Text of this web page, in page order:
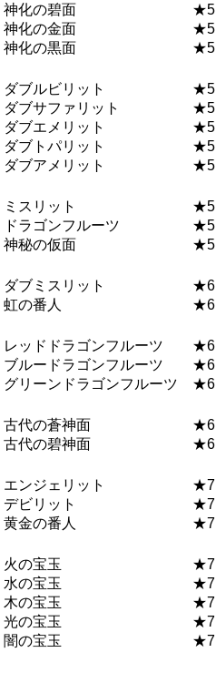
神化の碧面 ★5
神化の金面 ★5
神化の黒面 ★5
ダブルビリット ★5
ダブサファリット ★5
ダブエメリット ★5
ダブトパリット ★5
ダブアメリット ★5
ミスリット ★5
ドラゴンフルーツ ★5
神秘の仮面 ★5
ダブミスリット ★6
虹の番人 ★6
レッドドラゴンフルーツ ★6
ブルードラゴンフルーツ ★6
グリーンドラゴンフルーツ ★6
古代の蒼神面 ★6
古代の碧神面 ★6
エンジェリット ★7
デビリット ★7
黄金の番人 ★7
火の宝玉 ★7
水の宝玉 ★7
木の宝玉 ★7
光の宝玉 ★7
闇の宝玉 ★7